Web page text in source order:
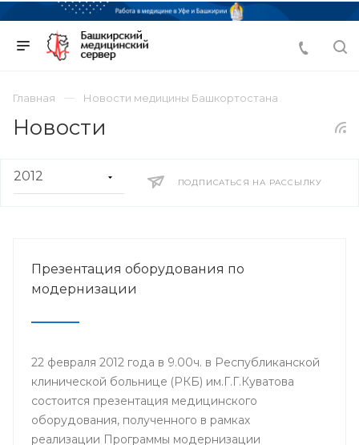
Главная Новости медицины Башкортостана
Новости
ПОДПИСАТЬСЯ НА РАССЫЛКУ
Презентация оборудования по
модернизации
22 февраля 2012 года в 9.00ч. в Республиканской
клинической больнице (РКБ) им.Г.Г.Куватова
состоится презентация медицинского
оборудования, полученного в рамках
реализации Программы модернизации